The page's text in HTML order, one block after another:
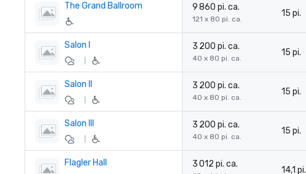
The Grand Ballroom 9 860 pi. ca.
121 x 80 pi. ca.
15 pi.
Salon I 3 200 pi. ca.
40 x 80 pi. ca.
15 pi.
Salon II 3 200 pi. ca.
40 x 80 pi. ca.
15 pi.
Salon III 3 200 pi. ca.
40 x 80 pi. ca.
15 pi.
Flagler Hall 3 012 pi. ca.
14,1 pi.